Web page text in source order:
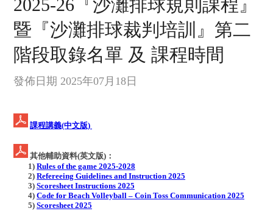
2025-26『沙灘排球規則課程』
暨『沙灘排球裁判培訓』第二
階段取錄名單 及 課程時間
發佈日期 2025年07月18日
課程講義(中文版)
其他輔助資料(英文版)：
1) Rules of the game 2025-2028
2) Refereeing Guidelines and Instruction 2025
3) Scoresheet Instructions 2025
4) Code for Beach Volleyball – Coin Toss Communication 2025
5) Scoresheet 2025